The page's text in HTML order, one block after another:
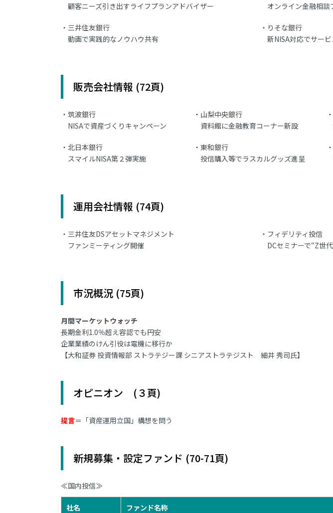
顧客ニーズ引き出すライフプランアドバイザー
オンライン金融相談
三井住友銀行
動画で実践的なノウハウ共有
りそな銀行
新NISA対応でサー
販売会社情報 (72頁)
筑波銀行
NISAで資産づくりキャンペーン
山梨中央銀行
資料館に金融教育コーナー新設
北日本銀行
スマイルNISA第２弾実施
東和銀行
投信購入等でラスカルグッズ進呈
運用会社情報 (74頁)
三井住友DSアセットマネジメント
ファンミーティング開催
フィデリティ投信
DCセミナーで“Z世
市況概況 (75頁)
月間マーケットウォッチ
長期金利1.0％超え容認でも円安
企業業績のけん引役は電機に移行か
【大和証券 投資情報部 ストラテジー課 シニアストラテジスト 細井 秀司氏】
オピニオン (３頁)
提言＝「資産運用立国」構想を問う
新規募集・設定ファンド (70-71頁)
≪国内投信≫
社名 ファンド名称